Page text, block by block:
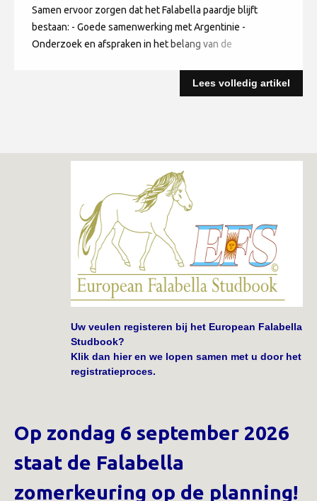
Samen ervoor zorgen dat het Falabella paardje blijft
bestaan: - Goede samenwerking met Argentinie -
Onderzoek en afspraken in het belang van de
Falabella paardje verdedigen en verbeteren: - BVI -
Erkenning, paspoorten etc Samen plezier beleven aan
stamboek - Streven naar de kenmerken die we allen als
Lees volledig artikel
Uw veulen registeren bij het European Falabella
Studbook?
Klik dan hier en we lopen samen met u door het
registratieproces.
Op zondag 6 september 2026
staat de Falabella
zomerkeuring op de planning!